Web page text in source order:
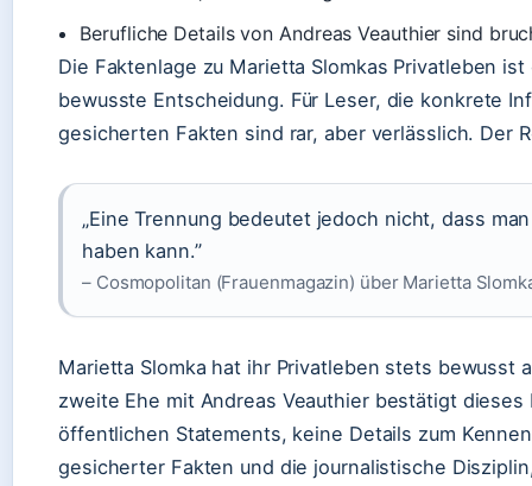
Berufliche Details von Andreas Veauthier sind
Die Faktenlage zu Marietta Slomkas Privatleben
bewusste Entscheidung. Für Leser, die konkrete
gesicherten Fakten sind rar, aber verlässlich. Der
„Eine Trennung bedeutet jedoch nicht, dass
haben kann.”
– Cosmopolitan (Frauenmagazin) über Marietta
Marietta Slomka hat ihr Privatleben stets bewusst
zweite Ehe mit Andreas Veauthier bestätigt
öffentlichen Statements, keine Details zum
gesicherter Fakten und die journalistische